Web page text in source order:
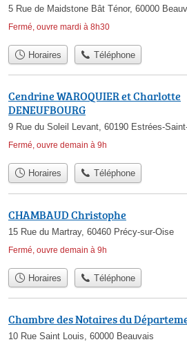
5 Rue de Maidstone Bât Ténor, 60000
Fermé, ouvre mardi à 8h30
Horaires Téléphone
Cendrine WAROQUIER et Charlotte
DENEUFBOURG
9 Rue du Soleil Levant, 60190 Estrées-
Fermé, ouvre demain à 9h
Horaires Téléphone
CHAMBAUD Christophe
15 Rue du Martray, 60460 Précy-sur-Oise
Fermé, ouvre demain à 9h
Horaires Téléphone
Chambre des Notaires du
10 Rue Saint Louis, 60000 Beauvais